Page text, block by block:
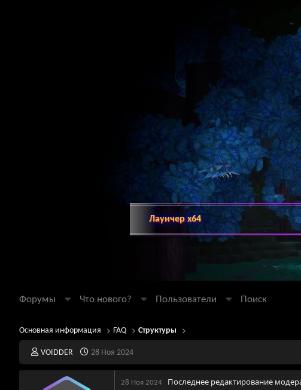
Лаунчер х64
Форумы Что нового? Пользователи Поиск
Основная информация FAQ Структуры
А
в
т
VOIDDER
Д
а
т
28 Ноя 2024
28 Ноя 2024 Последнее редактирование